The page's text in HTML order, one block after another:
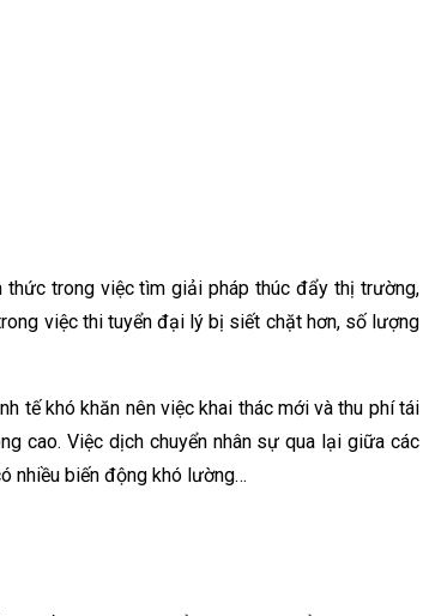
thức trong việc tìm giải pháp thúc đẩy thị trường,
việc thi tuyển đại lý bị siết chặt hơn, số lượng
tế khó khăn nên việc khai thác mới và thu phí tái
cao. Việc dịch chuyển nhân sự qua lại giữa các
nhiều biến động khó lường…